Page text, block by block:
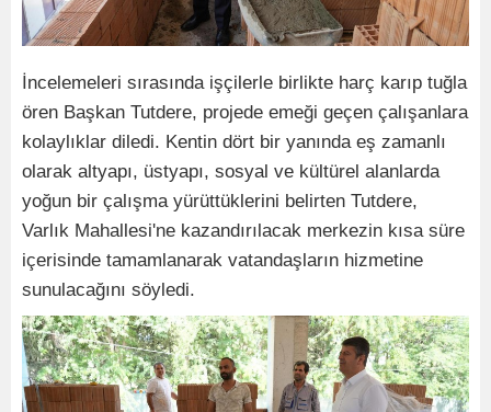
İncelemeleri sırasında işçilerle birlikte harç karıp tuğla
ören Başkan Tutdere, projede emeği geçen çalışanlara
kolaylıklar diledi. Kentin dört bir yanında eş zamanlı
olarak altyapı, üstyapı, sosyal ve kültürel alanlarda
yoğun bir çalışma yürüttüklerini belirten Tutdere,
Varlık Mahallesi'ne kazandırılacak merkezin kısa süre
içerisinde tamamlanarak vatandaşların hizmetine
sunulacağını söyledi.